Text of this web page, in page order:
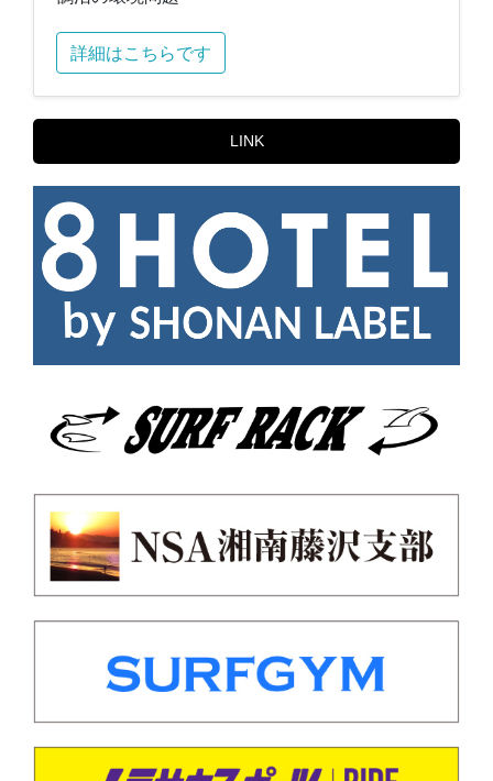
詳細はこちらです
LINK